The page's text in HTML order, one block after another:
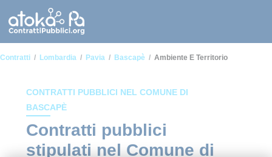
Contratti Lombardia Pavia Bascapè Ambiente E Territorio
CONTRATTI PUBBLICI NEL COMUNE DI
BASCAPÈ
Contratti pubblici
stipulati nel Comune di